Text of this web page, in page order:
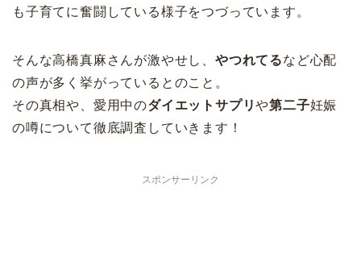
も子育てに奮闘している様子をつづっています。
そんな高橋真麻さんが激やせし、 やつれてるなど心配
の声が多く挙がっているとのこと。
その真相や、愛用中のダイエットサプリや第二子妊娠
の噂について徹底調査していきます！
スポンサーリンク